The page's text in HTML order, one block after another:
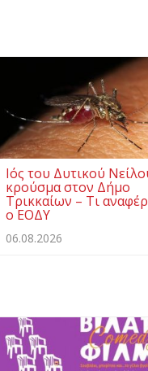
Ιός του Δυτικού
κρούσμα στον Δήμο
Τρικκαίων – Τι
ο ΕΟΔΥ
06.08.2026